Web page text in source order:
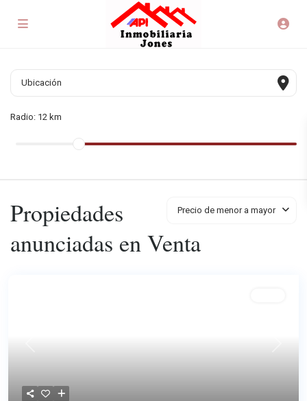
Radio: 12 km
Precio de menor a mayor
Propiedades
anunciadas en Venta